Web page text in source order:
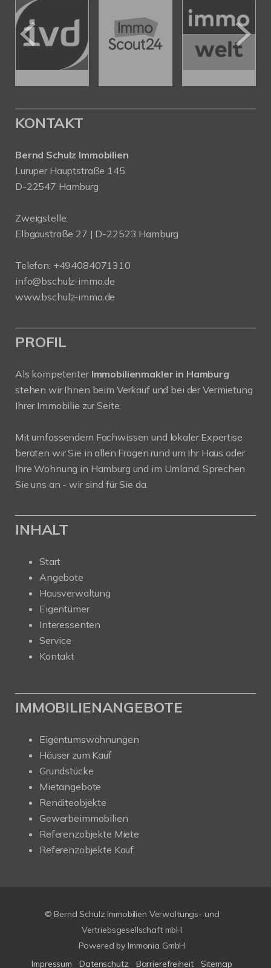
KONTAKT
Bernd Schulz Immobilien
Luruper Hauptstraße 145
D-22547 Hamburg
Zweigstelle:
Elbgaustraße 27 | D-22523 Hamburg
Telefon: +494084071310
info@bschulz-immo.de
www.bschulz-immo.de
PROFIL
Als kompetenter Immobilienmakler in Hamburg
stehen wir Ihnen beim Verkauf und bei der Vermietung
Ihrer Immobilie zur Seite.
Mit umfassendem Fachwissen und lokaler Expertise
beraten wir Sie in allen Fragen rund um Ihr Haus oder
Ihre Wohnung in Hamburg und im Umland. Sprechen
Sie uns an - wir sind für Sie da.
INHALT
Start
Angebote
Hausverwaltung
Eigentümer
Interessenten
Service
Kontakt
IMMOBILIENANGEBOTE
Eigentumswohnungen
Häuser zum Kauf
Grundstücke
Mietangebote
Renditeobjekte
Gewerbeimmobilien
Referenzobjekte Miete
Referenzobjekte Kauf
© Bernd Schulz Immobilien Verwaltungs- und
Vertriebsgesellschaft mbH
Powered by Immonia GmbH
Impressum
Datenschutz Barrierefreiheit Sitemap